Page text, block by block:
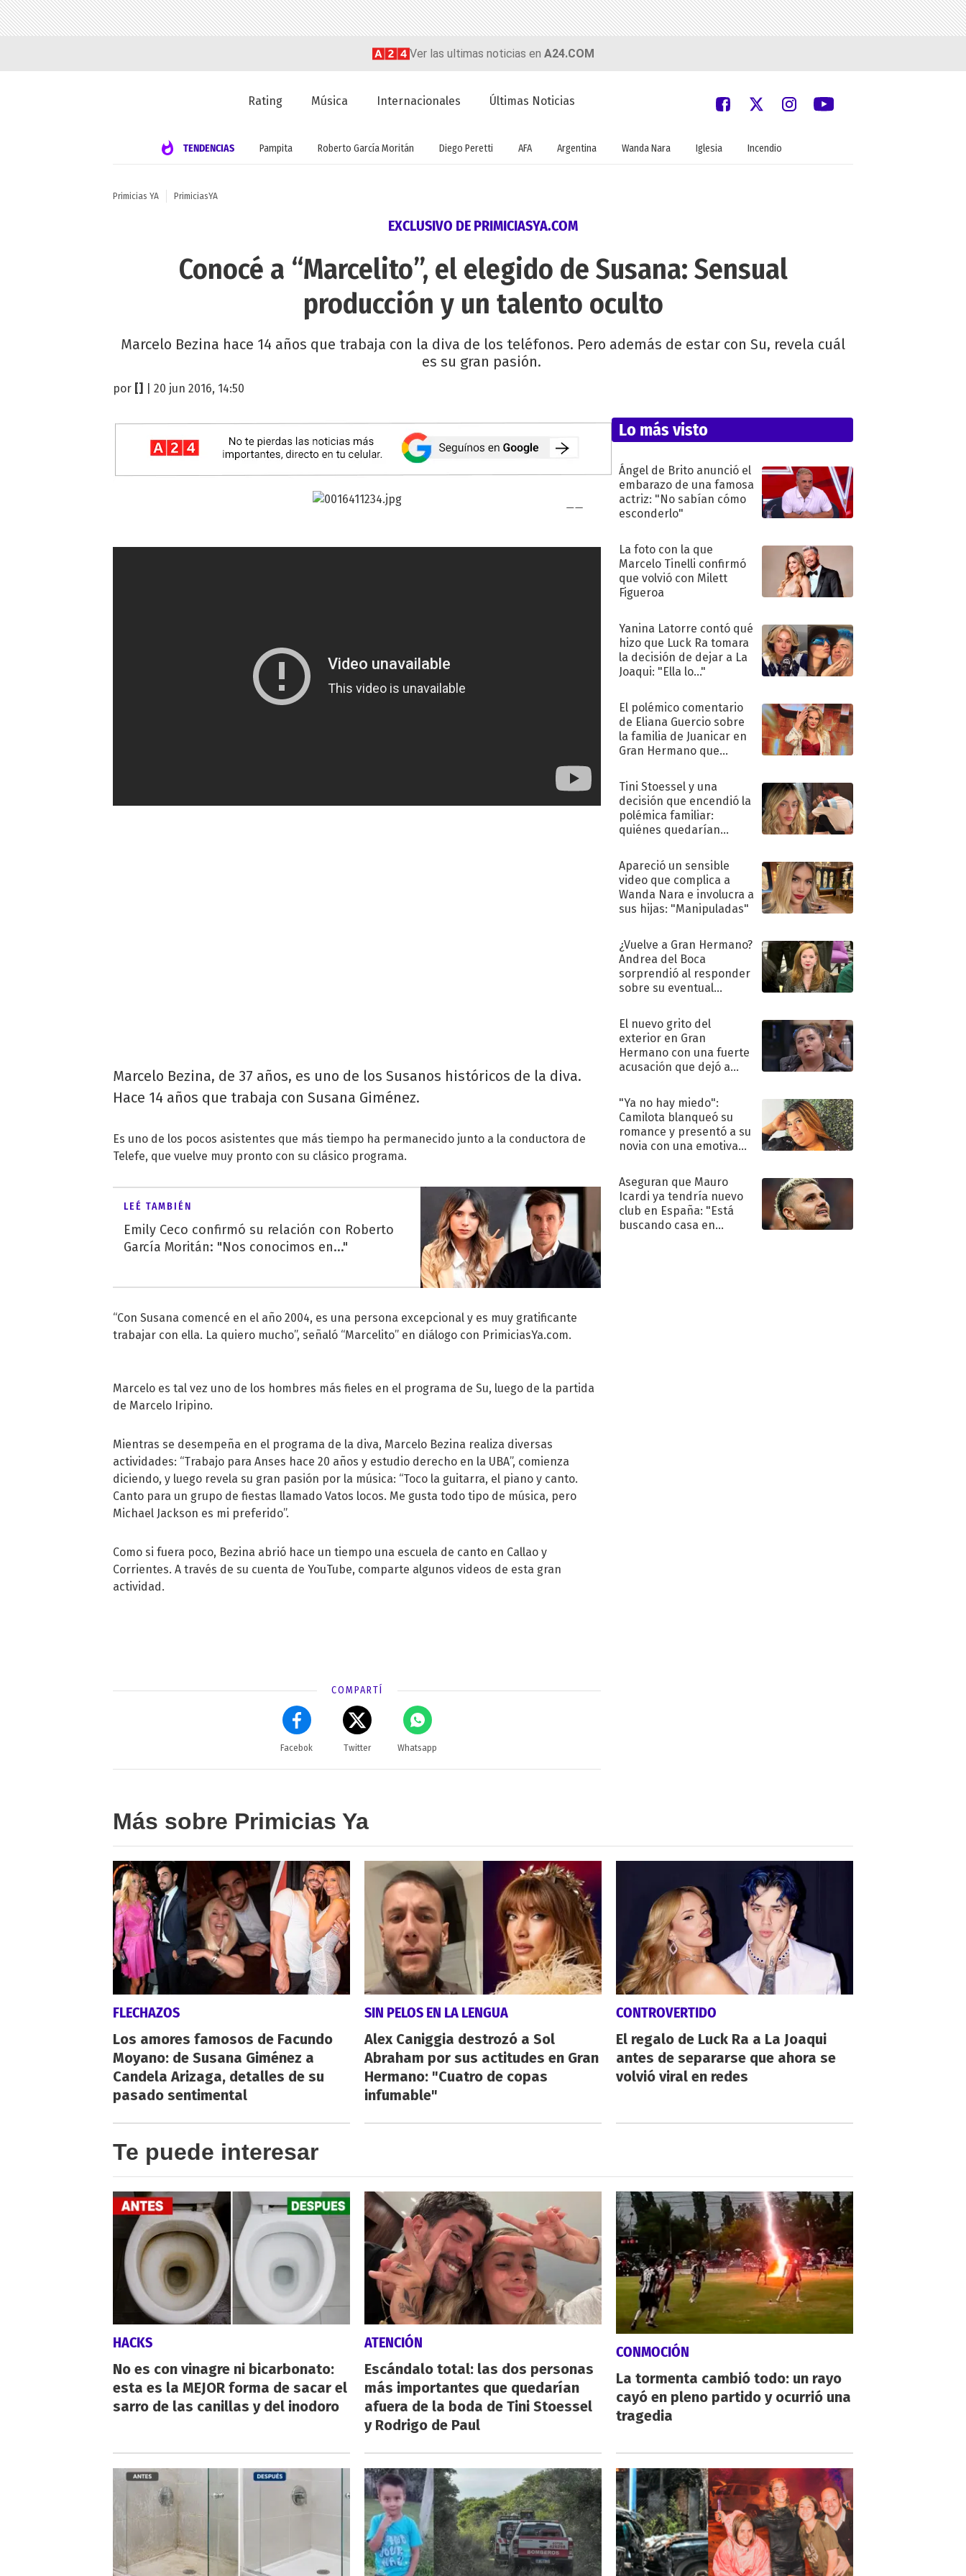
Ver las ultimas noticias en A24.COM
Rating Música Internacionales Últimas Noticias
TENDENCIAS Pampita Roberto García Moritán Diego Peretti AFA Argentina Wanda Nara Iglesia Incendio
Primicias YA PrimiciasYA
EXCLUSIVO DE PRIMICIASYA.COM
Conocé a “Marcelito”, el elegido de Susana: Sensual
producción y un talento oculto
Marcelo Bezina hace 14 años que trabaja con la diva de los teléfonos. Pero además de estar con Su, revela cuál
es su gran pasión.
por | 20 jun 2016, 14:50
Marcelo Bezina, de 37 años, es uno de los Susanos históricos de la diva.
Hace 14 años que trabaja con Susana Giménez.
Es uno de los pocos asistentes que más tiempo ha permanecido junto a la conductora de
Telefe, que vuelve muy pronto con su clásico programa.
LEÉ TAMBIÉN
Emily Ceco confirmó su relación con Roberto
García Moritán: "Nos conocimos en..."
“Con Susana comencé en el año 2004, es una persona excepcional y es muy gratificante
trabajar con ella. La quiero mucho”, señaló “Marcelito” en diálogo con PrimiciasYa.com.
Marcelo es tal vez uno de los hombres más fieles en el programa de Su, luego de la partida
de Marcelo Iripino.
Mientras se desempeña en el programa de la diva, Marcelo Bezina realiza diversas
actividades: “Trabajo para Anses hace 20 años y estudio derecho en la UBA”, comienza
diciendo, y luego revela su gran pasión por la música: “Toco la guitarra, el piano y canto.
Canto para un grupo de fiestas llamado Vatos locos. Me gusta todo tipo de música, pero
Michael Jackson es mi preferido”.
Como si fuera poco, Bezina abrió hace un tiempo una escuela de canto en Callao y
Corrientes. A través de su cuenta de YouTube, comparte algunos videos de esta gran
actividad.
COMPARTÍ
Facebok Twitter Whatsapp
Lo más visto
Ángel de Brito anunció el
embarazo de una famosa
actriz: "No sabían cómo
esconderlo"
La foto con la que
Marcelo Tinelli confirmó
que volvió con Milett
Figueroa
Yanina Latorre contó qué
hizo que Luck Ra tomara
la decisión de dejar a La
Joaqui: "Ella lo..."
El polémico comentario
de Eliana Guercio sobre
la familia de Juanicar en
Gran Hermano que
Tini Stoessel y una
decisión que encendió la
polémica familiar:
quiénes quedarían
Apareció un sensible
video que complica a
Wanda Nara e involucra a
sus hijas: "Manipuladas"
¿Vuelve a Gran Hermano?
Andrea del Boca
sorprendió al responder
sobre su eventual
El nuevo grito del
exterior en Gran
Hermano con una fuerte
acusación que dejó a
"Traidora"
"Ya no hay miedo":
Camilota blanqueó su
romance y presentó a su
novia con una emotiva
Aseguran que Mauro
Icardi ya tendría nuevo
club en España: "Está
buscando casa en
Más sobre Primicias Ya
FLECHAZOS
Los amores famosos de Facundo
Moyano: de Susana Giménez a
Candela Arizaga, detalles de su
pasado sentimental
SIN PELOS EN LA LENGUA
Alex Caniggia destrozó a Sol
Abraham por sus actitudes en Gran
Hermano: "Cuatro de copas
infumable"
CONTROVERTIDO
El regalo de Luck Ra a La Joaqui
antes de separarse que ahora se
volvió viral en redes
Te puede interesar
HACKS
No es con vinagre ni bicarbonato:
esta es la MEJOR forma de sacar el
sarro de las canillas y del inodoro
ATENCIÓN
Escándalo total: las dos personas
más importantes que quedarían
afuera de la boda de Tini Stoessel
y Rodrigo de Paul
CONMOCIÓN
La tormenta cambió todo: un rayo
cayó en pleno partido y ocurrió una
tragedia